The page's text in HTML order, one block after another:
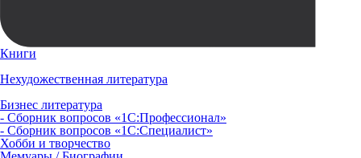
Книги
Нехудожественная литература
Бизнес литература
- Сборник вопросов «1С:Профессионал»
- Сборник вопросов «1С:Специалист»
Хобби и творчество